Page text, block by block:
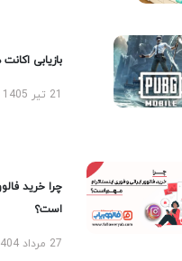
بازیابی
چرا خرید
است؟
27 مرداد 1404